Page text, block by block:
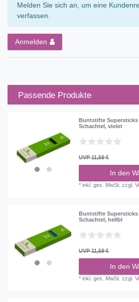
Melden Sie sich an, um eine
verfassen.
Anmelden
Passende Produkte
Buntstifte
Schachtel, violet
UVP 11,59 €
In den
*inkl. ges. MwSt. zzgl.
Buntstifte
Schachtel, hellbl
UVP 11,59 €
In den
*inkl. ges. MwSt. zzgl.